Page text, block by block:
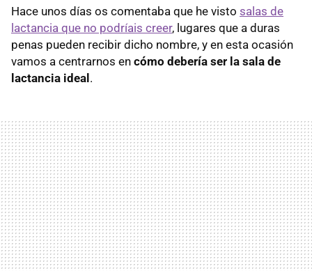
Hace unos días os comentaba que he visto salas de
lactancia que no podríais creer, lugares que a duras
penas pueden recibir dicho nombre, y en esta ocasión
vamos a centrarnos en cómo debería ser la sala de
lactancia ideal.